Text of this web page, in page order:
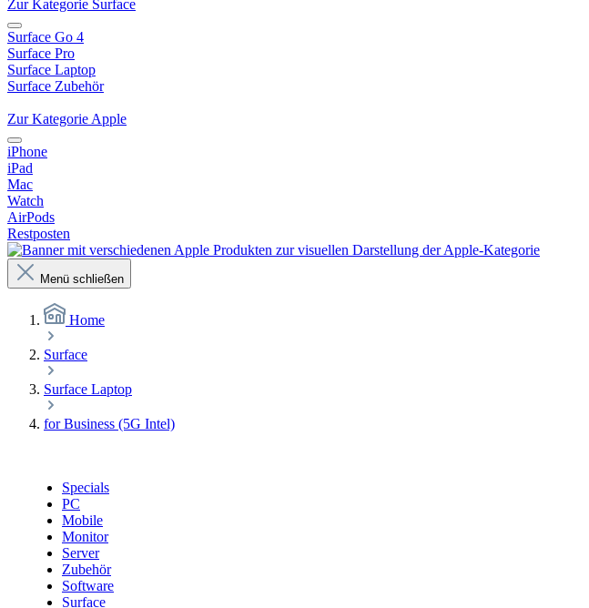
Zur Kategorie Surface
Surface Go 4
Surface Pro
Surface Laptop
Surface Zubehör
Zur Kategorie Apple
iPhone
iPad
Mac
Watch
AirPods
Restposten
Menü schließen
Home
Surface
Surface Laptop
for Business (5G Intel)
Specials
PC
Mobile
Monitor
Server
Zubehör
Software
Surface